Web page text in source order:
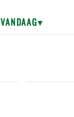
VANDAAG